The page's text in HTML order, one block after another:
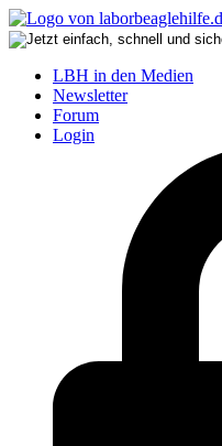
LBH in den Medien
Newsletter
Forum
Login